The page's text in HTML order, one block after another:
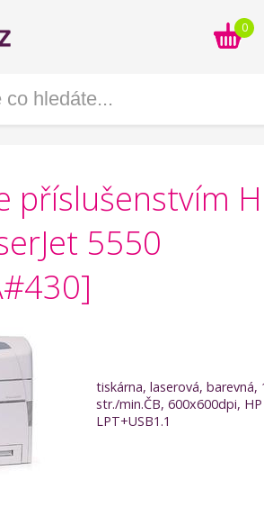
0
příslušenstvím
5550
tiskárna, laserová, barevná,
str./min.ČB, 600x600dpi,
LPT+USB1.1